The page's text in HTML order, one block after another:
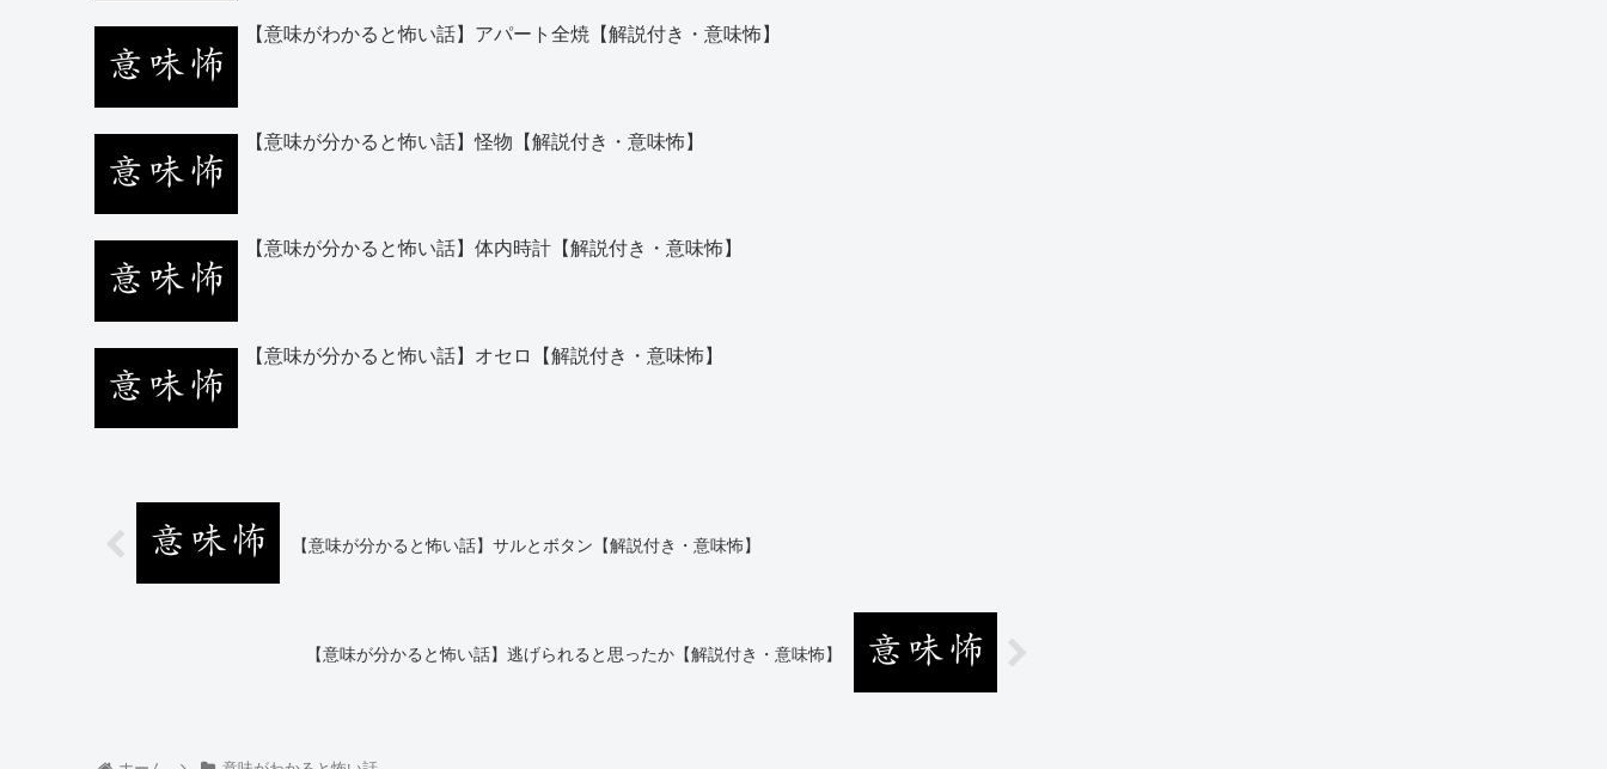
【意味がわかると怖い話】アパート全焼【解説付き・意味怖】
【意味が分かると怖い話】怪物【解説付き・意味怖】
【意味が分かると怖い話】体内時計【解説付き・意味怖】
【意味が分かると怖い話】オセロ【解説付き・意味怖】
【意味が分かると怖い話】サルとボタン【解説付き・意味怖】
【意味が分かると怖い話】逃げられると思ったか【解説付き・意味怖】